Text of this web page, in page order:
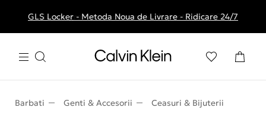
Livrare gratuita la comenzile de peste 250 RON
GLS Locker - Metoda Noua de Livrare - Ridicare 24/7
Barbati Genti & Accesorii Ceasuri & Bijuterii